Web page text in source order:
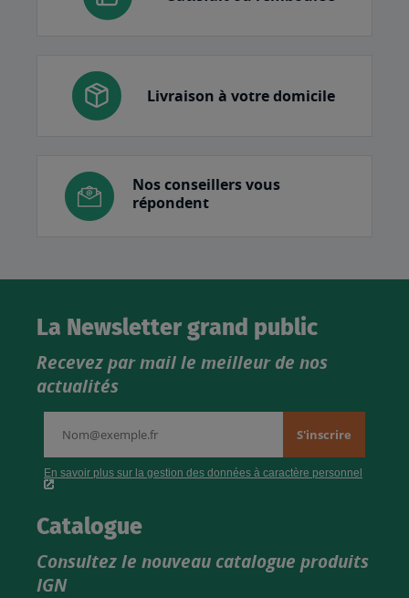
Livraison à votre domicile
Nos conseillers vous
répondent
La Newsletter grand public
Recevez par mail le meilleur de nos
actualités
Catalogue
Consultez le nouveau catalogue produits
IGN